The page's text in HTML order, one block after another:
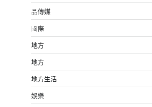
品傳媒
國際
地方
地方
地方生活
娛樂